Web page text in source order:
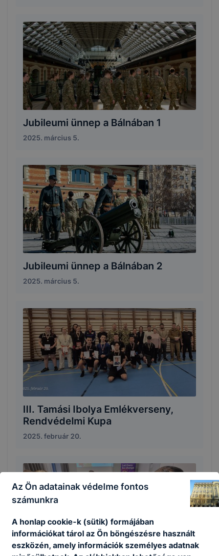
Jubileumi ünnep a Bálnában 1
2025. március 5.
Jubileumi ünnep a Bálnában 2
2025. március 5.
III. Tamási Ibolya Emlékverseny,
Rendvédelmi Kupa
2025. február 20.
Az Ön adatainak védelme fontos
számunkra
A honlap cookie-k (sütik) formájában
információkat tárol az Ön böngészésre használt
eszközén, amely információk személyes adatnak